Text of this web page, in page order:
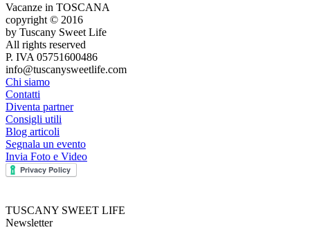
Vacanze in TOSCANA
copyright © 2016
by Tuscany Sweet Life
All rights reserved
P. IVA 05751600486
info@tuscanysweetlife.com
Chi siamo
Contatti
Diventa partner
Consigli utili
Blog articoli
Segnala un evento
Invia Foto e Video
TUSCANY SWEET LIFE
Newsletter